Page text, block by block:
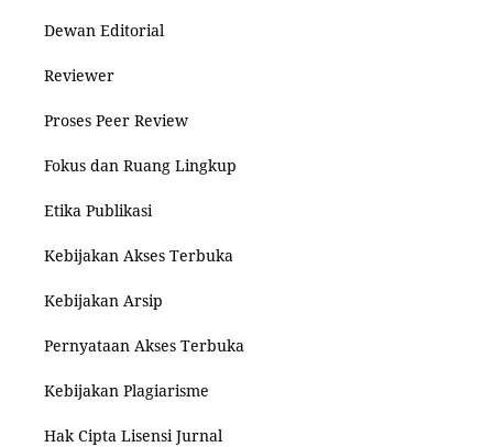
Dewan Editorial
Reviewer
Proses Peer Review
Fokus dan Ruang Lingkup
Etika Publikasi
Kebijakan Akses Terbuka
Kebijakan Arsip
Pernyataan Akses Terbuka
Kebijakan Plagiarisme
Hak Cipta Lisensi Jurnal